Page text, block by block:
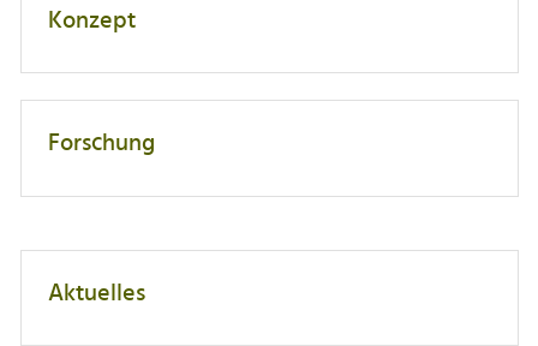
Konzept
Forschung
Aktuelles